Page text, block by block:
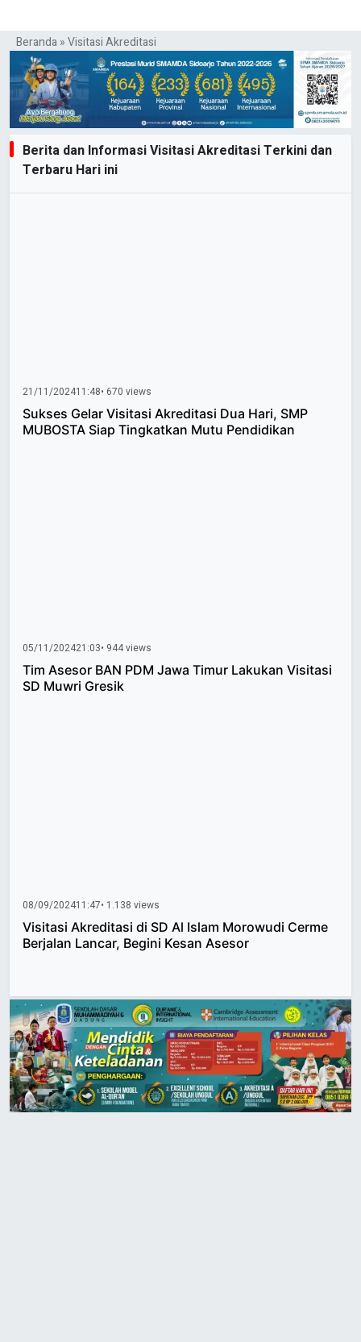
Beranda»Visitasi Akreditasi
Berita dan Informasi Visitasi Akreditasi Terkini dan
Terbaru Hari ini
21/11/202411:48• 670 views
Sukses Gelar Visitasi Akreditasi Dua Hari, SMP
MUBOSTA Siap Tingkatkan Mutu Pendidikan
05/11/202421:03• 944 views
Tim Asesor BAN PDM Jawa Timur Lakukan Visitasi
SD Muwri Gresik
08/09/202411:47• 1.138 views
Visitasi Akreditasi di SD Al Islam Morowudi Cerme
Berjalan Lancar, Begini Kesan Asesor